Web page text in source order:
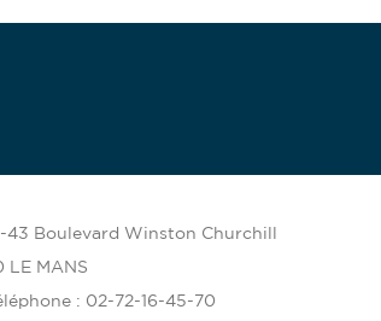
43 Boulevard Winston Churchill
LE MANS
: 02-72-16-45-70